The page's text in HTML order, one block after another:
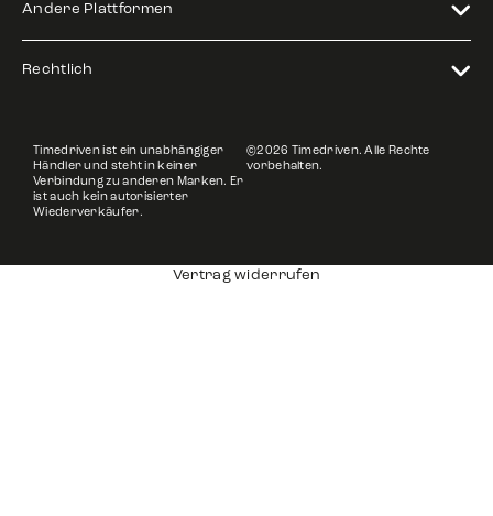
Andere Plattformen
Rechtlich
Timedriven ist ein unabhängiger
Händler und steht in keiner
Verbindung zu anderen Marken. Er
ist auch kein autorisierter
Wiederverkäufer.
©2026 Timedriven. Alle Rechte
vorbehalten.
Vertrag widerrufen